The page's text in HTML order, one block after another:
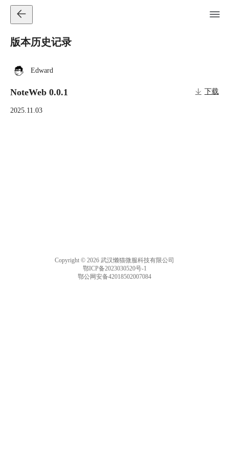
版本历史记录
Edward
NoteWeb 0.0.1 下载
2025.11.03
Copyright © 2026 武汉懒猫微服科技有限公司
鄂ICP备2023030520号-1
鄂公网安备42018502007084